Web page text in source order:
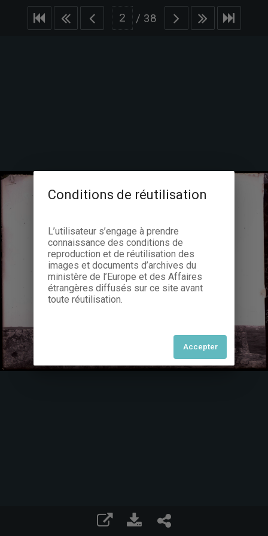
/ 38
Conditions de réutilisation
L’utilisateur s’engage à prendre
connaissance des conditions de
reproduction et de réutilisation des
images et documents d’archives du
ministère de l’Europe et des Affaires
étrangères diffusés sur ce site avant
toute réutilisation.